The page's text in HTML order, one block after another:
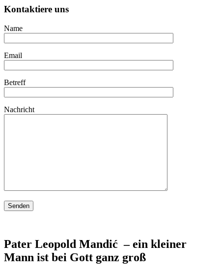
Kontaktiere uns
Name
Email
Betreff
Nachricht
Pater Leopold Mandić – ein kleiner
Mann ist bei Gott ganz groß